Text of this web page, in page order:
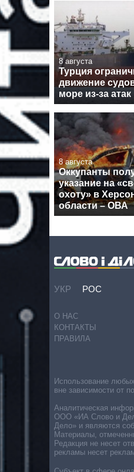
8 августа
Турция
движение
море из-за атак
8 августа
Оккупанты
указание на
охоту» в
области – ОВА
УКР РОС
О НАС
КОНТАКТЫ
ПРАВИЛА
Использование
вне зависимости от
Аналитическая
ООО «ИА Слово и
Дело» и являются
Материалы,
Редакция не несет
рекламы несет